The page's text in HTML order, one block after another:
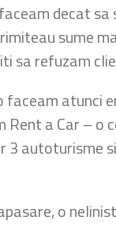
decat
sume
sa refuzam
atunci
a Car – o
3 autoturisme
o